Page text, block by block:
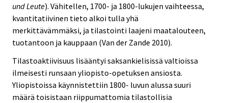
und Leute). Vähitellen, 1700- ja 1800-lukujen vaihteessa,
kvantitatiivinen tieto alkoi tulla yhä
merkittävämmäksi, ja tilastointi laajeni maatalouteen,
tuotantoon ja kauppaan (Van der Zande 2010).
Tilastoaktiivisuus lisääntyi saksankielisissä valtioissa
ilmeisesti runsaan yliopisto-opetuksen ansiosta.
Yliopistoissa käynnistettiin 1800- luvun alussa suuri
määrä toisistaan riippumattomia tilastollisia